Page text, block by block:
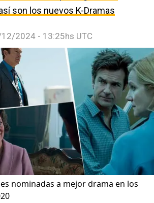
son los nuevos K-Dramas
2024 - 13:25hs UTC
nominadas a mejor drama en los